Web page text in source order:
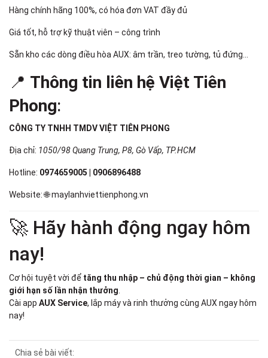
Hàng chính hãng 100%, có hóa đơn VAT đầy đủ
Giá tốt, hỗ trợ kỹ thuật viên – công trình
Sẵn kho các dòng điều hòa AUX: âm trần, treo tường, tủ đứng...
📍 Thông tin liên hệ Việt Tiên
Phong:
CÔNG TY TNHH TMDV VIỆT TIÊN PHONG
Địa chỉ: 1050/98 Quang Trung, P8, Gò Vấp, TP.HCM
Hotline: 0974659005 | 0906896488
Website: 🌐maylanhviettienphong.vn
🚀 Hãy hành động ngay hôm
nay!
Cơ hội tuyệt vời để tăng thu nhập – chủ động thời gian – không
giới hạn số lần nhận thưởng
Cài app AUX Service, lắp máy và rinh thưởng cùng AUX ngay hôm
nay!
Chia sẻ bài viết: